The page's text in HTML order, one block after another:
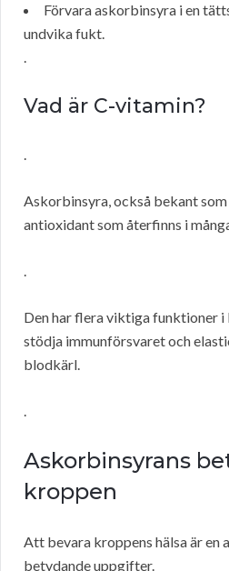
Förvara askorbinsyra i en
undvika fukt.
.
Vad är C-vitamin?
.
Askorbinsyra, också bekant
antioxidant som återfinns i
.
Den har flera viktiga funktioner i
stödja immunförsvaret och
blodkärl.
.
Askorbinsyrans
kroppen
Att bevara kroppens hälsa är en
betydande uppgifter.